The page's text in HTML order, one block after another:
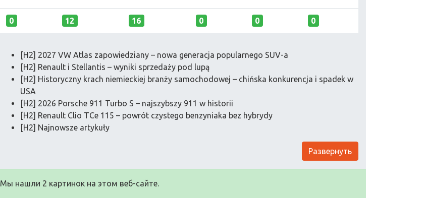
0 12 16 0 0 0
[H2] 2027 VW Atlas zapowiedziany – nowa generacja popularnego SUV-a
[H2] Renault i Stellantis – wyniki sprzedaży pod lupą
[H2] Historyczny krach niemieckiej branży samochodowej – chińska konkurencja i spadek w
USA
[H2] 2026 Porsche 911 Turbo S – najszybszy 911 w historii
[H2] Renault Clio TCe 115 – powrót czystego benzyniaka bez hybrydy
[H2] Najnowsze artykuły
Развернуть
Мы нашли 2 картинок на этом веб-сайте.